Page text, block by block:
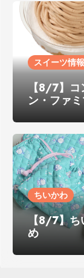
スイーツ情報
【8/7】
ン・ファ
ちいかわ
【8/7】
め